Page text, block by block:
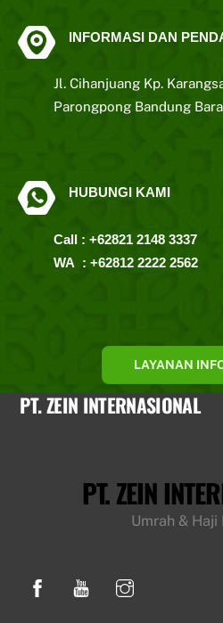
INFORMASI DAN
Jl. Cihanjuang Kp.
Parongpong Bandung
HUBUNGI KAMI
Call : +62821 2148 3337
WA : +62812 2222 2562
LAYANAN
PT. ZEIN INTERNASIONAL
PT. ZEIN
Umrah & Haji